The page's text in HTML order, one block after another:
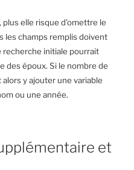
elle risque d’omettre le
les champs remplis doivent
recherche initiale pourrait
des époux. Si le nombre de
y ajouter une variable
ou une année.
et